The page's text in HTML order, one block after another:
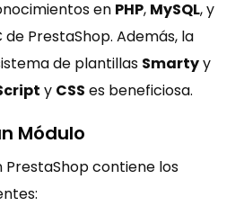
en PHP, MySQL, y
PrestaShop. Además, la
de plantillas Smartyy
y CSS es beneficiosa.
Módulo
contiene los